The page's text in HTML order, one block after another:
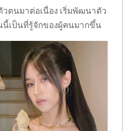
วตนมาต่อเนื่อง เริ่มพัฒนาตัว
นี้เป็นที่รู้จักของผู้คนมากขึ้น